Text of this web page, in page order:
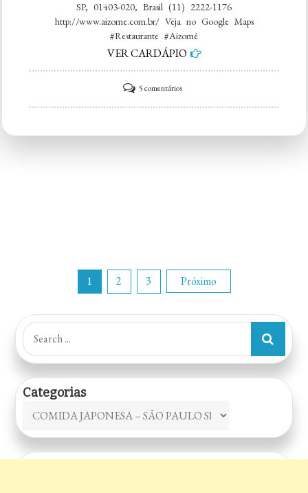
SP, 01403-020, Brasil (11) 2222-1176
http://www.aizome.com.br/ Veja no Google Maps
#Restaurante #Aizomê
VER CARDÁPIO
5 comentáriosem
Restaurante
Paginação
de
posts
1 2 3 Próximo
Search
for:
Categorias
Categorias